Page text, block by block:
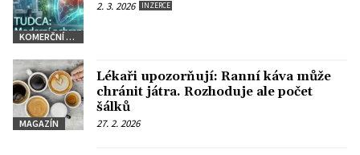
KOMERČNÍ SDĚLENÍ
2. 3. 2026 INZERCE
MAGAZÍN
Lékaři upozorňují: Ranní káva může
chránit játra. Rozhoduje ale počet
šálků
27. 2. 2026